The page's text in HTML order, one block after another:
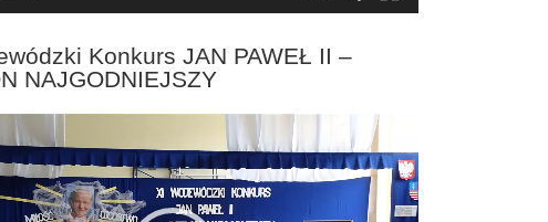
Konkurs JAN PAWEŁ II –
NAJGODNIEJSZY